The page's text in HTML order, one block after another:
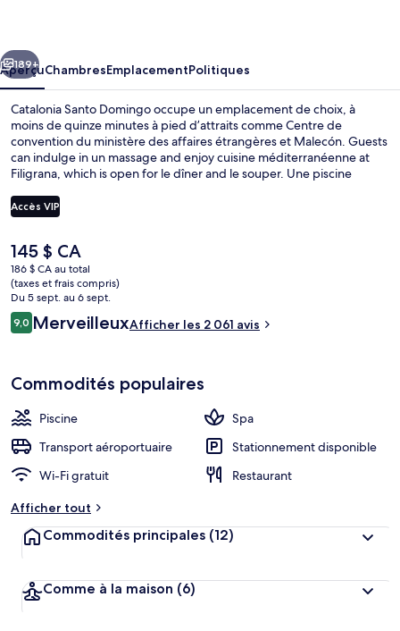
Suivant
189+
AperçuChambresEmplacementPolitiques
Catalonia Santo Domingo occupe un emplacement de choix, à
moins de quinze minutes à pied d’attraits comme Centre de
convention du ministère des affaires étrangères et Malecón. Guests
can indulge in un massage and enjoy cuisine méditerranéenne at
Filigrana, which is open for le dîner and le souper. Une piscine
physique ouvert en tout temps comptent parmi les autres points
saillants de hôtel de luxe. Les autres voyageurs apprécient vraiment
trouve à quelques minutes de marche : Station de métro Amín Abel
se trouve à 13 minutes et Station de métro Joaquín Balaguer est
à 13 minutes.
Accès VIP
Le
prix
actuel
est
de 145 $ CA
145 $ CA
186 $ CA au total
(taxes et frais compris)
Du 5 sept. au 6 sept.
Avis
9,09,0 sur 10 –
MerveilleuxAfficher les 2 061 avis
Commodités populaires
Piscine
Spa
Transport aéroportuaire
Stationnement disponible
Wi-Fi gratuit
Restaurant
Afficher tout
Commodités principales (12)
Comme à la maison (6)